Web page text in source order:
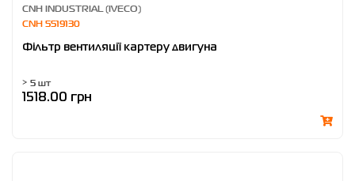
CNH INDUSTRIAL (IVECO)
CNH 5519130
Фільтр вентиляції картеру двигуна
> 5 шт
1518.00 грн